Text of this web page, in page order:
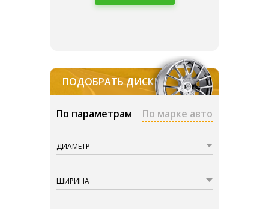
ПОДОБРАТЬ ДИСКИ
По параметрам По марке авто
ДИАМЕТР
ШИРИНА